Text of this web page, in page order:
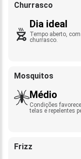
Churrasco
Dia ideal
Tempo aberto,
churrasco.
Mosquitos
Médio
Condições
telas e repelentes
Frizz